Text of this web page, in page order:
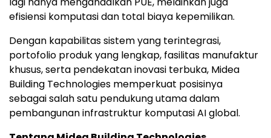
efisiensi komputasi dan total biaya kepemilikan.
Dengan kapabilitas sistem yang terintegrasi,
portofolio produk yang lengkap, fasilitas manufaktur
khusus, serta pendekatan inovasi terbuka, Midea
Building Technologies memperkuat posisinya
sebagai salah satu pendukung utama dalam
pembangunan infrastruktur komputasi AI global.